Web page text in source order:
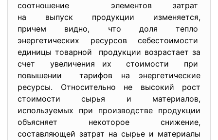
соотношение элементов затрат
на выпуск продукции изменяется,
причем видно, что доля тепло
энергетических ресурсов себестоимости
единицы товарной продукции возрастает за
счет увеличения их стоимости при
повышении тарифов на энергетические
ресурсы. Относительно не высокий рост
стоимости сырья и материалов,
используемых при производстве продукции
объясняет некоторое снижение,
составляющей затрат на сырье и материалы